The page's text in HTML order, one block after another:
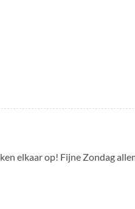
elkaar op! Fijne Zondag